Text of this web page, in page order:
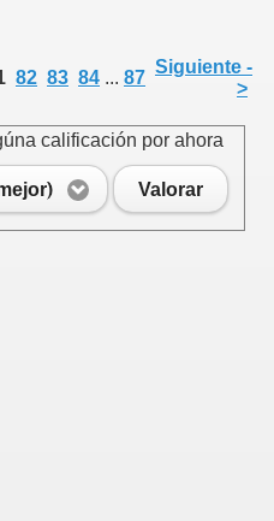
82 83 84 ... 87
Siguiente -
>
calificación por ahora
Valorar